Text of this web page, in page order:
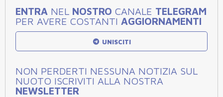
ENTRA NEL NOSTRO CANALE TELEGRAM
PER AVERE COSTANTI AGGIORNAMENTI
UNISCITI
NON PERDERTI NESSUNA NOTIZIA SUL
NUOTO ISCRIVITI ALLA NOSTRA
NEWSLETTER